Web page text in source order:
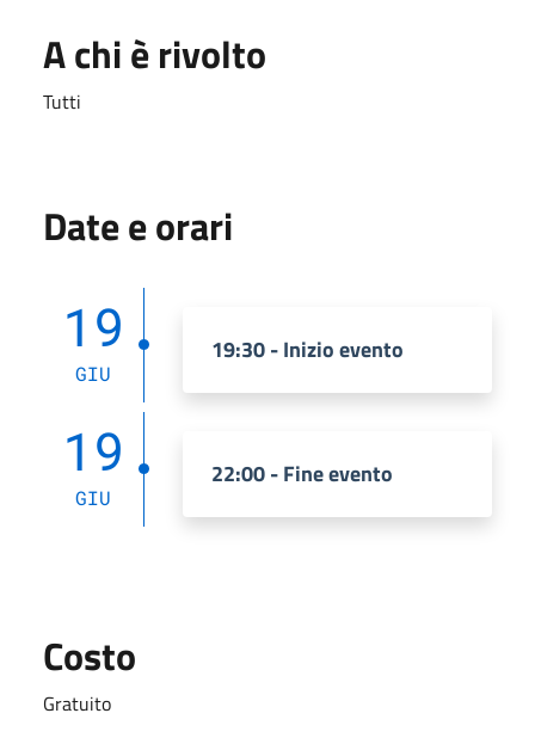
A chi è rivolto
Tutti
Date e orari
19
GIU
19:30 - Inizio evento
19
GIU
22:00 - Fine evento
Costo
Gratuito